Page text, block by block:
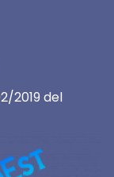
2019 del